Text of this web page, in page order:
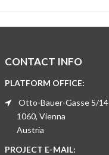
CONTACT INFO
PLATFORM OFFICE:
Otto-Bauer-Gasse 5/14
1060, Vienna
Austria
PROJECT E-MAIL: